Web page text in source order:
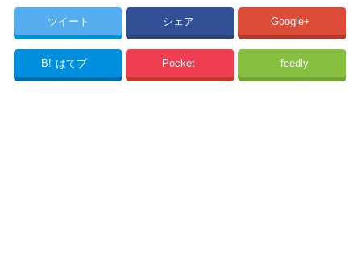
ツイート シェア Google+
B! はてブ Pocket feedly